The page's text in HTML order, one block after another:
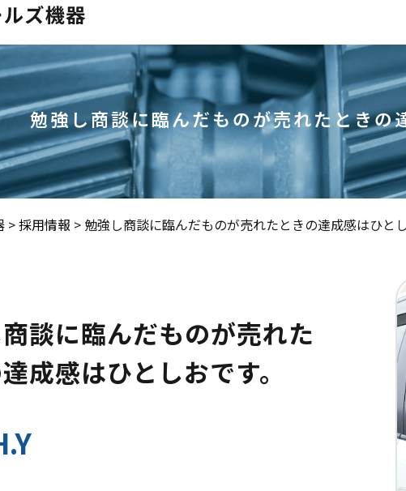
勉強し商談に臨んだものが売れたときの
>採用情報 > 勉強し商談に臨んだものが売れたときの達成感はひとし
談に臨んだものが売れた
成感はひとしおです。